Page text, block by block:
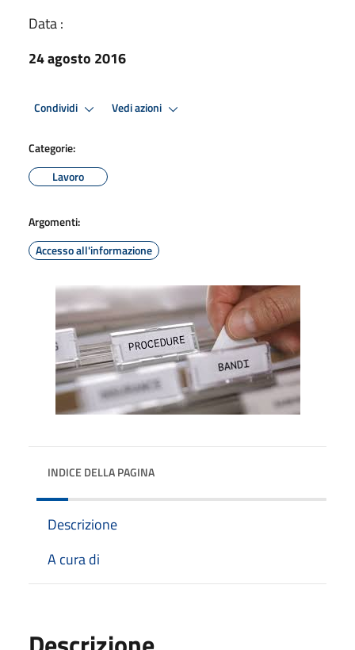
Data :
24 agosto 2016
Condividi Vedi azioni
Categorie:
Lavoro
Argomenti:
Accesso all'informazione
INDICE DELLA PAGINA
Descrizione
A cura di